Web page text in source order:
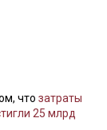
что затраты
25 млрд